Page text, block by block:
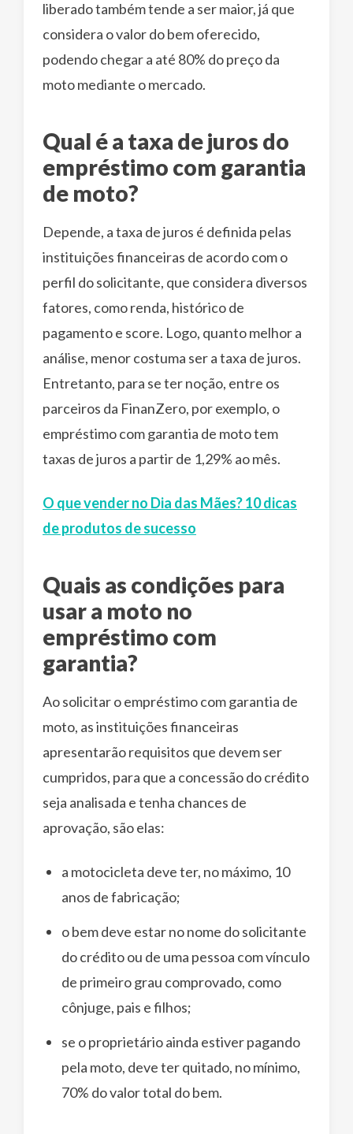
liberado também tende a ser maior, já que
considera o valor do bem oferecido,
podendo chegar a até 80% do preço da
moto mediante o mercado.
Qual é a taxa de juros do
empréstimo com garantia
de moto?
Depende, a taxa de juros é definida pelas
instituições financeiras de acordo com o
perfil do solicitante, que considera diversos
fatores, como renda, histórico de
pagamento e score. Logo, quanto melhor a
análise, menor costuma ser a taxa de juros.
Entretanto, para se ter noção, entre os
parceiros da FinanZero, por exemplo, o
empréstimo com garantia de moto tem
taxas de juros a partir de 1,29% ao mês.
O que vender no Dia das Mães? 10 dicas
de produtos de sucesso
Quais as condições para
usar a moto no
empréstimo com
garantia?
Ao solicitar o empréstimo com garantia de
moto, as instituições financeiras
apresentarão requisitos que devem ser
cumpridos, para que a concessão do crédito
seja analisada e tenha chances de
aprovação, são elas:
a motocicleta deve ter, no máximo, 10
anos de fabricação;
o bem deve estar no nome do solicitante
do crédito ou de uma pessoa com vínculo
de primeiro grau comprovado, como
cônjuge, pais e filhos;
se o proprietário ainda estiver pagando
pela moto, deve ter quitado, no mínimo,
70% do valor total do bem.